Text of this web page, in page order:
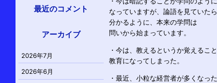
なっていますが、論語を見ていたら
分かるように、本来の学問は
問いから始まっています。
・今は、教えるというか覚えるこ
教育になってしまった。
・最近、小粒な経営者が多くなった
最近のコメント
アーカイブ
2026年7月
2026年6月